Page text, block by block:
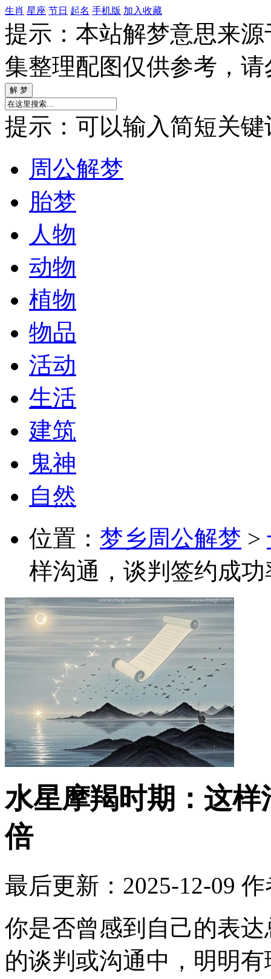
生肖 星座 节日 起名 手机版 加入收藏
提示：本站解梦意思来
集整理配图仅供参考，
提示：可以输入简短关键
周公解梦
胎梦
人物
动物
植物
物品
活动
生活
建筑
鬼神
自然
位置： 梦乡周公解梦 >
样沟通，谈判签约成
水星摩羯时期：这
倍
最后更新：2025-12-09 作
你是否曾感到自己的表
的谈判或沟通中，明明